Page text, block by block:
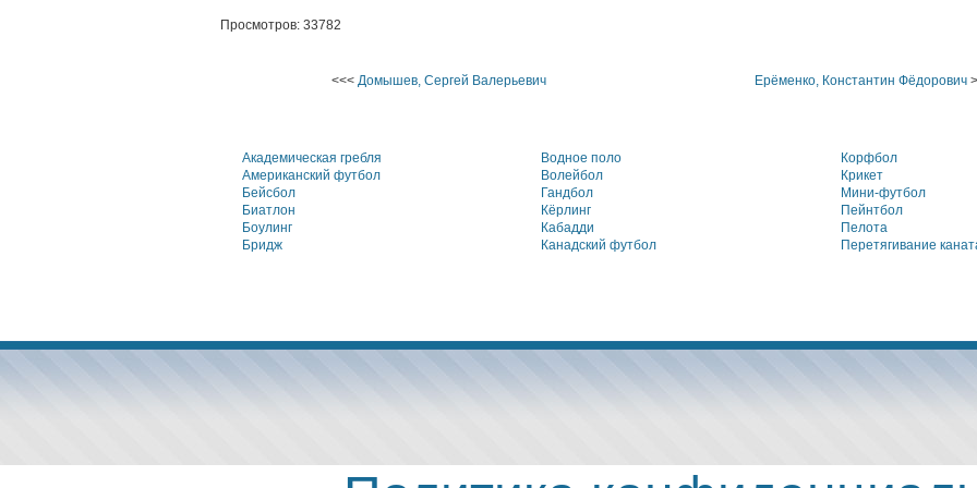
Просмотров: 33782
<<< Домышев, Сергей Валерьевич Ерёменко, Константин Фёдорович
Академическая гребля
Американский футбол
Бейсбол
Биатлон
Боулинг
Бридж
Водное поло
Волейбол
Гандбол
Кёрлинг
Кабадди
Канадский футбол
Корфбол
Крикет
Мини-футбол
Пейнтбол
Пелота
Перетягивание